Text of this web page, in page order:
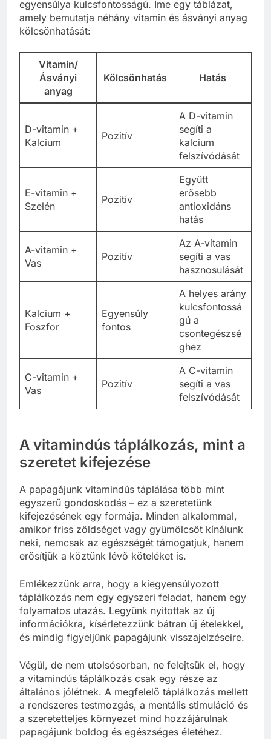
egyensúlya kulcsfontosságú. Íme egy táblázat,
amely bemutatja néhány vitamin és ásványi anyag
kölcsönhatását:
Vitamin/
Ásványi
anyag
Kölcsönhatás Hatás
D-vitamin +
Kalcium
Pozitív
A D-vitamin
segíti a
kalcium
felszívódását
E-vitamin +
Szelén
Pozitív
Együtt
erősebb
antioxidáns
hatás
A-vitamin +
Vas
Pozitív
Az A-vitamin
segíti a vas
hasznosulását
Kalcium +
Foszfor
Egyensúly
fontos
A helyes arány
kulcsfontossá
gú a
csontegészsé
ghez
C-vitamin +
Vas
Pozitív
A C-vitamin
segíti a vas
felszívódását
A vitamindús táplálkozás, mint a
szeretet kifejezése
A papagájunk vitamindús táplálása több mint
egyszerű gondoskodás – ez a szeretetünk
kifejezésének egy formája. Minden alkalommal,
amikor friss zöldséget vagy gyümölcsöt kínálunk
neki, nemcsak az egészségét támogatjuk, hanem
erősítjük a köztünk lévő köteléket is.
Emlékezzünk arra, hogy a kiegyensúlyozott
táplálkozás nem egy egyszeri feladat, hanem egy
folyamatos utazás. Legyünk nyitottak az új
információkra, kísérletezzünk bátran új ételekkel,
és mindig figyeljünk papagájunk visszajelzéseire.
Végül, de nem utolsósorban, ne felejtsük el, hogy
a vitamindús táplálkozás csak egy része az
általános jólétnek. A megfelelő táplálkozás mellett
a rendszeres testmozgás, a mentális stimuláció és
a szeretetteljes környezet mind hozzájárulnak
papagájunk boldog és egészséges életéhez.